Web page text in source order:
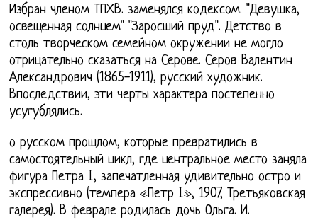
Избран членом ТПХВ. заменялся кодексом. "Девушка,
освещенная солнцем" "Заросший пруд". Детство в
столь творческом семейном окружении не могло
отрицательно сказаться на Серове. Серов Валентин
Александрович (1865-1911), русский художник.
Впоследствии, эти черты характера постепенно
усугублялись.
о русском прошлом, которые превратились в
самостоятельный цикл, где центральное место заняла
фигура Петра I, запечатленная удивительно остро и
экспрессивно (темпера «Петр I», 1907, Третьяковская
галерея). В феврале родилась дочь Ольга. И.